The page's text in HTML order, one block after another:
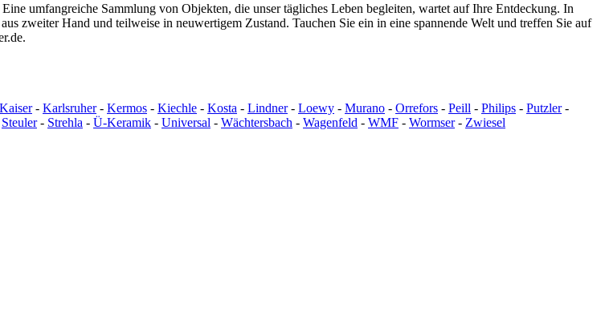
umfangreiche Sammlung von Objekten, die unser tägliches Leben begleiten, wartet auf Ihre Entdeckung. In
zweiter Hand und teilweise in neuwertigem Zustand. Tauchen Sie ein in eine spannende Welt und treffen Sie auf
Kaiser- Karlsruher- Kermos - Kiechle - Kosta - Lindner- Loewy - Murano - Orrefors - Peill - Philips - Putzler-
Steuler- Strehla - Ü-Keramik - Universal - Wächtersbach - Wagenfeld - WMF - Wormser- Zwiesel